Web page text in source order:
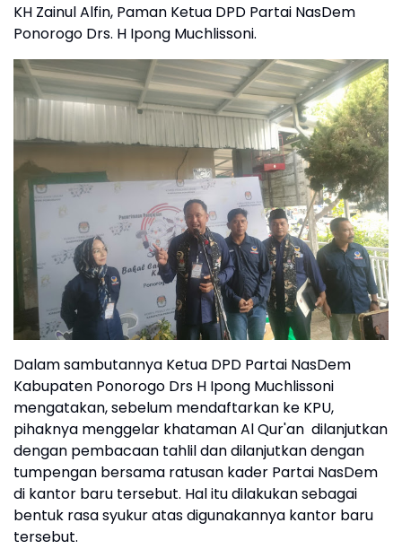
KH Zainul Alfin, Paman Ketua DPD Partai NasDem
Ponorogo Drs. H Ipong Muchlissoni.
Dalam sambutannya Ketua DPD Partai NasDem
Kabupaten Ponorogo Drs H Ipong Muchlissoni
mengatakan, sebelum mendaftarkan ke KPU,
pihaknya menggelar khataman Al Qur'an dilanjutkan
dengan pembacaan tahlil dan dilanjutkan dengan
tumpengan bersama ratusan kader Partai NasDem
di kantor baru tersebut. Hal itu dilakukan sebagai
bentuk rasa syukur atas digunakannya kantor baru
tersebut.